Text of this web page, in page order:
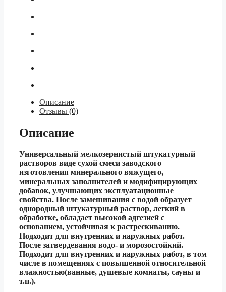
Описание
Отзывы (0)
Описание
Универсальный мелкозернистый штукатурный
растворов виде сухой смеси заводского
изготовления минерального вяжущего,
минеральных заполнителей и модифицирующих
добавок, улучшающих эксплуатационные
свойства. После замешивания с водой образует
однородный штукатурный раствор, легкий в
обработке, обладает высокой адгезией с
основанием, устойчивая к растрескиванию.
Подходит для внутренних и наружных работ.
После затвердевания водо- и морозостойкий.
Подходит для внутренних и наружных работ, в том
числе в помещениях с повышенной относительной
влажностью(ванные, душевые комнаты, сауны и
т.п.).